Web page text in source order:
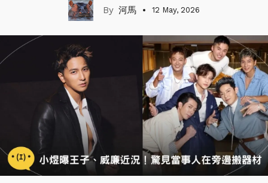
河馬 12 May, 2026